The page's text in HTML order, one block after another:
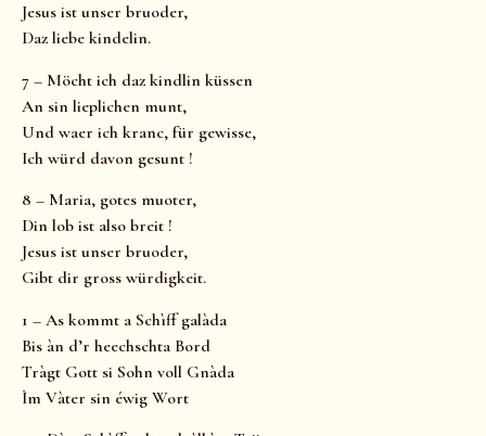
Jesus ist unser bruoder,
Daz liebe kindelin.
7 – Möcht ich daz kindlin küssen
An sin lieplichen munt,
Und waer ich kranc, für gewisse,
Ich würd davon gesunt !
8 – Maria, gotes muoter,
Din lob ist also breit !
Jesus ist unser bruoder,
Gibt dir gross würdigkeit.
1 – As kommt a Schìff galàda
Bis àn d’r heechschta Bord
Tràgt Gott si Sohn voll Gnàda
Ìm Vàter sin éwig Wort